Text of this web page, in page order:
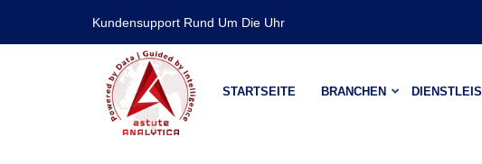
Kundensupport Rund Um Die Uhr
STARTSEITE BRANCHEN